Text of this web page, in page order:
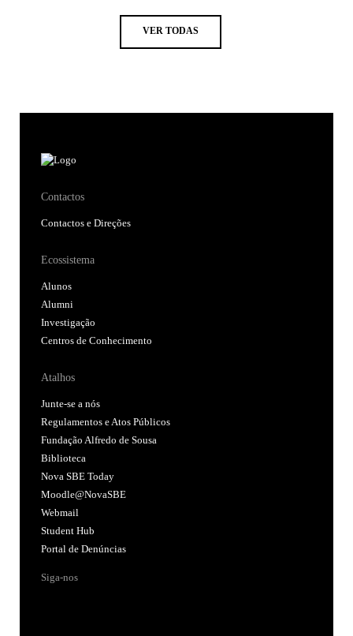
VER TODAS
Contactos
Contactos e Direções
Ecossistema
Alunos
Alumni
Investigação
Centros de Conhecimento
Atalhos
Junte-se a nós
Regulamentos e Atos Públicos
Fundação Alfredo de Sousa
Biblioteca
Nova SBE Today
Moodle@NovaSBE
Webmail
Student Hub
Portal de Denúncias
Siga-nos